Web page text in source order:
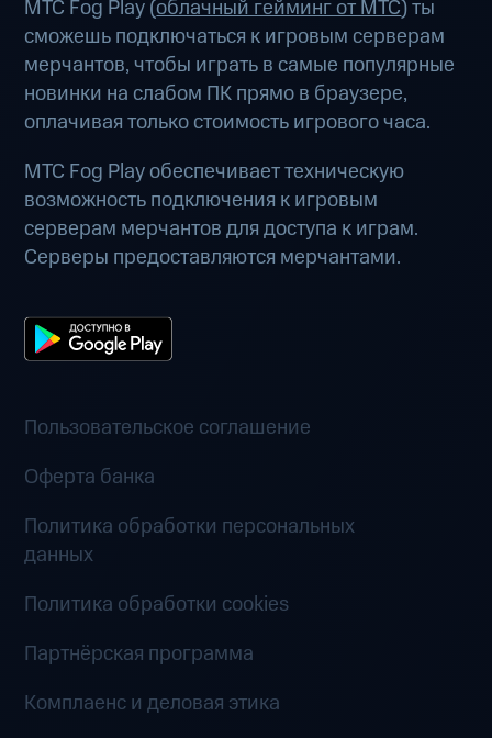
МТС Fog Play (облачный гейминг от МТС) ты
сможешь подключаться к игровым серверам
мерчантов, чтобы играть в самые популярные
новинки на слабом ПК прямо в браузере,
оплачивая только стоимость игрового часа.
МТС Fog Play обеспечивает техническую
возможность подключения к игровым
серверам мерчантов для доступа к играм.
Серверы предоставляются мерчантами.
Пользовательское соглашение
Оферта банка
Политика обработки персональных
данных
Политика обработки cookies
Партнёрская программа
Комплаенс и деловая этика